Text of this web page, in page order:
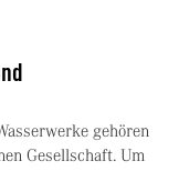
gehören
Gesellschaft. Um